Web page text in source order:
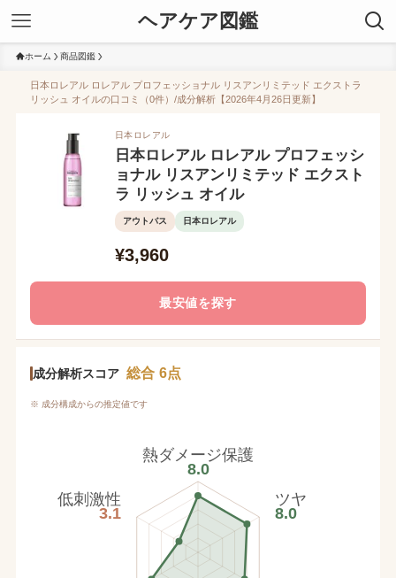
ヘアケア図鑑
ホーム 商品図鑑
日本ロレアル ロレアル プロフェッショナル リスアンリミテッド エクストラ
リッシュ オイルの口コミ（0件）/成分解析【2026年4月26日更新】
日本ロレアル
日本ロレアル ロレアル プロフェッシ
ョナル リスアンリミテッド エクスト
ラ リッシュ オイル
アウトバス 日本ロレアル
¥3,960
最安値を探す
成分解析スコア 総合 6点
※ 成分構成からの推定値です
熱ダメージ保護
8.0
ツヤ
8.0
低刺激性
3.1